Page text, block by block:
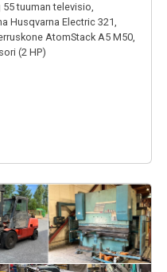
55 tuuman televisio,
Husqvarna Electric 321,
AtomStack A5 M50,
(2 HP)